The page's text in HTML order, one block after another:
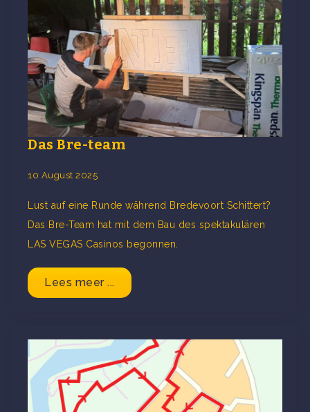
Das Bre-team
10 August 2025
Lust auf eine Runde während Bredevoort Schittert?
Das Bre-Team hat mit dem Bau des spektakulären
LAS VEGAS Casinos begonnen.
Lees meer ...